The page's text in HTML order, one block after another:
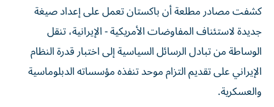
كشفت مصادر مطلعة أن باكستان تعمل على إعداد صيغة
جديدة لاستئناف المفاوضات الأمريكية - الإيرانية، تنقل
الوساطة من تبادل الرسائل السياسية إلى اختبار قدرة النظام
الإيراني على تقديم التزام موحد تنفذه مؤسساته الدبلوماسية
والعسكرية.